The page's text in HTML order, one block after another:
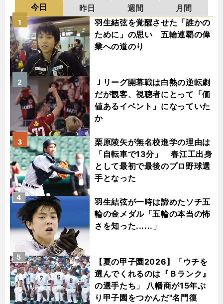
今日 昨日 週間
月間
羽生結弦を覚醒させた「誰かの
ために」の思い 五輪連覇の偉
業への道のり
1
Ｊリーグ開幕戦は白熱の逆転劇
だが観客、視聴者にとって「価
値あるイベント」になっていた
か
2
栗原陵矢が無名校進学の理由は
「自転車で13分」 春江工出身
として最初で最後のプロ野球選
手となった
3
羽生結弦が一時は諦めたソチ五
輪の金メダル「五輪の本当の怖
さを知った......」
4
【夏の甲子園2026】「ウチを
選んでくれるのは『Ｂランク』
の選手たち」 八幡商が15年ぶ
り甲子園をつかんだ"名門復
5